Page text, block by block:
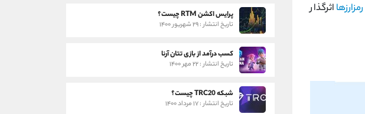
رمزارزها اثرگذار
پرایس اکشن RTM چیست؟
تاریخ انتشار : ۲۹ شهریور ۱۴۰۰
کسب درآمد از بازی تتان آرنا
تاریخ انتشار : ۲۲ مهر ۱۴۰۰
شبکه TRC20 چیست؟
تاریخ انتشار : ۱۷ مرداد ۱۴۰۰